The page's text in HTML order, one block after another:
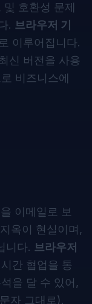
호환성 문제
. 브라우저 기
이루어집니다.
신 버전을 사용
비즈니스에
이메일로 보
옥이 현실이며,
니다. 브라우저
간 협업을 통
을 달 수 있어,
자 그대로).